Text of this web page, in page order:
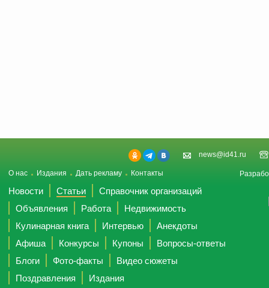
news@id41.ru
О нас Издания Дать рекламу Контакты
Новости Статьи
Справочник организаций
Объявления
Работа
Недвижимость
Кулинарная книга
Интервью
Анекдоты
Афиша
Конкурсы Купоны
Вопросы-ответы
Блоги
Фото-факты
Видео сюжеты
Поздравления
Издания